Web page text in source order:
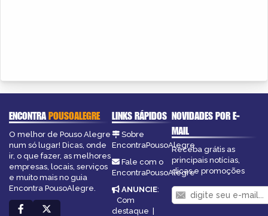
ENCONTRAPOUSOALEGRE
O melhor de Pouso Alegre
num só lugar! Dicas, onde
ir, o que fazer, as melhores
empresas, locais, serviços
e muito mais no guia
Encontra PousoAlegre.
LINKS RÁPIDOS
Sobre
EncontraPousoAlegre
Fale com o
EncontraPousoAlegre
ANUNCIE:
Com
destaque
NOVIDADES POR E-
MAIL
Receba grátis as
principais notícias,
dicas e promoções